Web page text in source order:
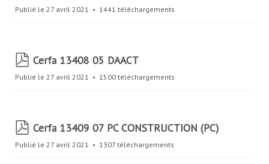
f
Publié le 27 avril 2021 1441 téléchargements
p
f
Cerfa 13408 05 DAACT
Publié le 27 avril 2021 1500 téléchargements
p
f
Cerfa 13409 07 PC CONSTRUCTION (PC)
Publié le 27 avril 2021 1307 téléchargements